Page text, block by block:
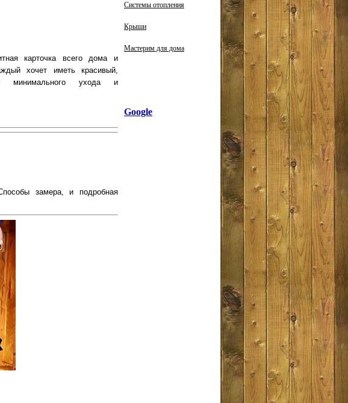
карточка всего дома и
хочет иметь красивый,
минимального ухода и
замера, и подробная
Системы отопления
Крыши
Мастерим для дома
Google